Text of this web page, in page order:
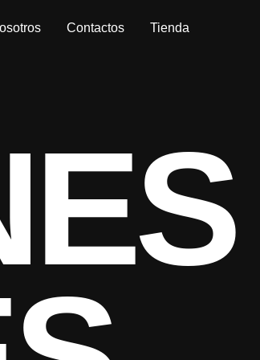
Contactos Tienda